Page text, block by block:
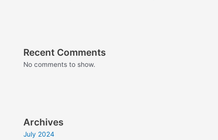
Recent Comments
No comments to show.
Archives
July 2024